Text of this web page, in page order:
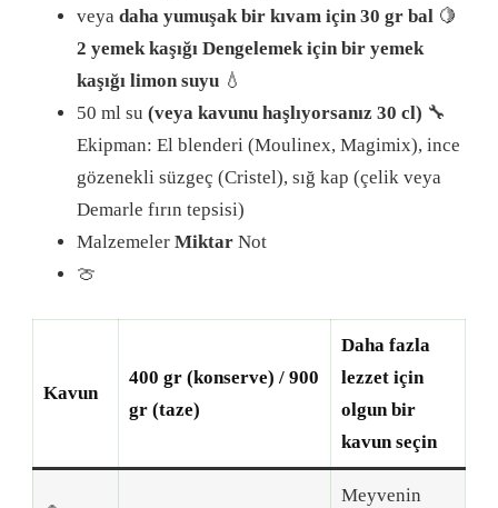
veya daha yumuşak bir kıvam için 30 gr bal 🍋
2 yemek kaşığı Dengelemek için bir yemek
kaşığı limon suyu 💧
50 ml su (veya kavunu haşlıyorsanız 30 cl) 🔧
Ekipman: El blenderi (Moulinex, Magimix), ince
gözenekli süzgeç (Cristel), sığ kap (çelik veya
Demarle fırın tepsisi)
Malzemeler Miktar Not
🍈
Kavun
400 gr (konserve) / 900
gr (taze)
Daha fazla
lezzet için
olgun bir
kavun seçin
Meyvenin